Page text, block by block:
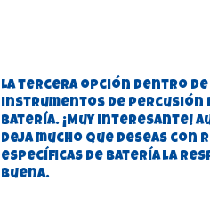
La tercera opción dentro de
instrumentos de percusión
batería. ¡Muy interesante!
deja mucho que deseas con
específicas de batería la
buena.